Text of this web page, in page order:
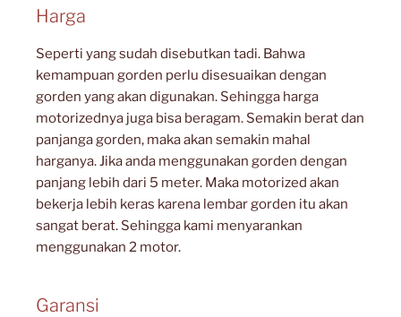
Harga
Seperti yang sudah disebutkan tadi. Bahwa
kemampuan gorden perlu disesuaikan dengan
gorden yang akan digunakan. Sehingga harga
motorizednya juga bisa beragam. Semakin berat dan
panjanga gorden, maka akan semakin mahal
harganya. Jika anda menggunakan gorden dengan
panjang lebih dari 5 meter. Maka motorized akan
bekerja lebih keras karena lembar gorden itu akan
sangat berat. Sehingga kami menyarankan
menggunakan 2 motor.
Garansi